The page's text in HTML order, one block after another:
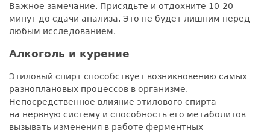
Важное замечание. Присядьте и отдохните 10-20
минут до сдачи анализа. Это не будет лишним перед
любым исследованием.
Алкоголь и курение
Этиловый спирт способствует возникновению самых
разноплановых процессов в организме.
Непосредственное влияние этилового спирта
на нервную систему и способность его метаболитов
вызывать изменения в работе ферментных